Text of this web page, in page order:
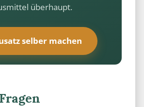
überhaupt.
selber machen